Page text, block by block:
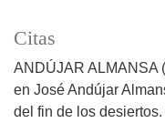
Citas
ANDÚJAR ALMANSA
en José Andújar
del fin de los